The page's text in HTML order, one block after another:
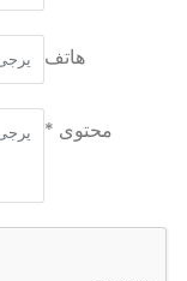
هاتف
محتوى *